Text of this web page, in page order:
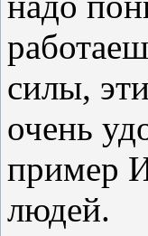
силы,
очень
пример
людей.